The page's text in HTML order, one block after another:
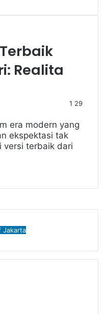
Realita
1 29
era modern yang
ekspektasi tak
versi terbaik dari
Jakarta